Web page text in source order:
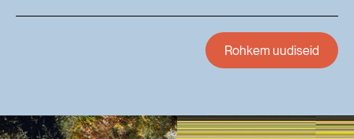
Rohkem uudiseid